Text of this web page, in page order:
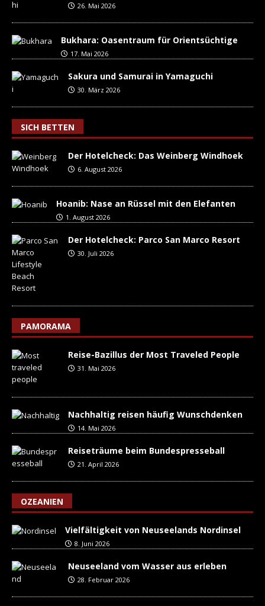
26. Mai 2026
Bukhara: Oasentraum für Orientsüchtige
17. Mai 2026
Sakura und Samurai in Yamaguchi
30. März 2026
SICH BETTEN
Der Hotelcheck: Das Weinberg Windhoek
6. August 2026
Hoanib: Nase an Rüssel mit den Elefanten
1. August 2026
Der Hotelcheck: Parco San Marco Resort
30. Juli 2026
PAMORAMA
Reise-Bazillus der Most Traveled People
31. Mai 2026
Nachhaltig reisen häufig Wunschdenken
14. Mai 2026
Reiseträume beim Bundespresseball
21. April 2026
OZEANIEN
Vielfältigkeit von Neuseelands Nordinsel
8. Juni 2026
Neuseeland vom Wasser aus erleben
28. Februar 2026